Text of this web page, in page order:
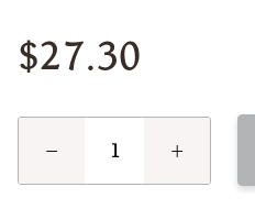
$27.30
− +